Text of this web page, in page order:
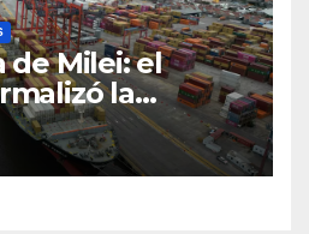
de Milei: el
la
con la
del practicaje